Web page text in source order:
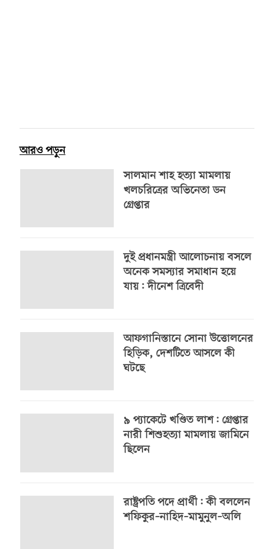
আরও পড়ুন
সালমান শাহ হত্যা মামলায়
খলচরিত্রের অভিনেতা ডন
গ্রেপ্তার
দুই প্রধানমন্ত্রী আলোচনায় বসলে
অনেক সমস্যার সমাধান হয়ে
যায়: দীনেশ ত্রিবেদী
আফগানিস্তানে সোনা উত্তোলনের
হিড়িক, দেশটিতে আসলে কী
ঘটছে
৯ প্যাকেটে খণ্ডিত লাশ: গ্রেপ্তার
নারী শিশুহত্যা মামলায় জামিনে
ছিলেন
রাষ্ট্রপতি পদে প্রার্থী: কী বললেন
শফিকুর–নাহিদ–মামুনুল–অলি